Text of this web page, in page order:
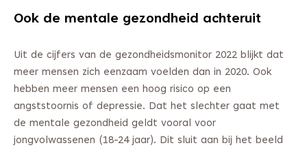
Ook de mentale gezondheid achteruit
Uit de cijfers van de gezondheidsmonitor 2022 blijkt dat
meer mensen zich eenzaam voelden dan in 2020. Ook
hebben meer mensen een hoog risico op een
angststoornis of depressie. Dat het slechter gaat met
de mentale gezondheid geldt vooral voor
jongvolwassenen (18-24 jaar). Dit sluit aan bij het beeld